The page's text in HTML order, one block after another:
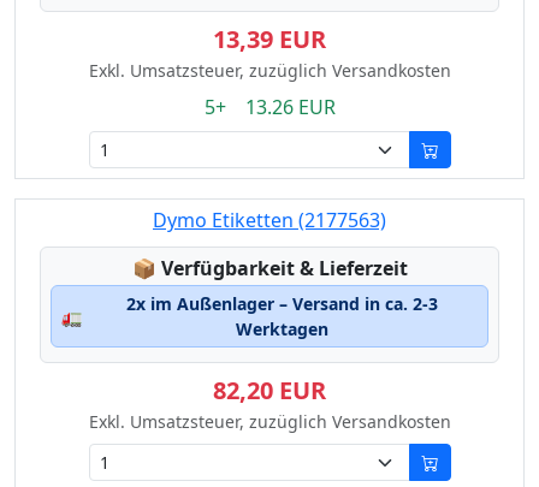
13,39 EUR
Exkl. Umsatzsteuer, zuzüglich Versandkosten
5+ 13.26 EUR
Dymo Etiketten (2177563)
📦 Lagerstatus:
Verfügbarkeit & Lieferzeit
🚛
2x im Außenlager – Versand in ca. 2-3
Werktagen
82,20 EUR
Exkl. Umsatzsteuer, zuzüglich Versandkosten